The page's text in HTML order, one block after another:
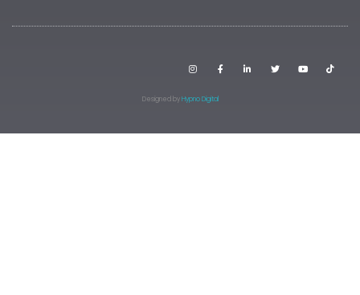
Designed byHypno Digital